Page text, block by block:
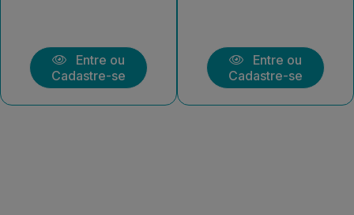
Entre ou
Cadastre-se
Entre ou
Cadastre-se